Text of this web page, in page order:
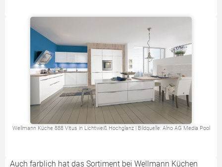
Wellmann Küche 888 Vitus in Lichtweiß Hochglanz | Bildquelle: Alno AG Media Pool
Auch farblich hat das Sortiment bei Wellmann Küchen